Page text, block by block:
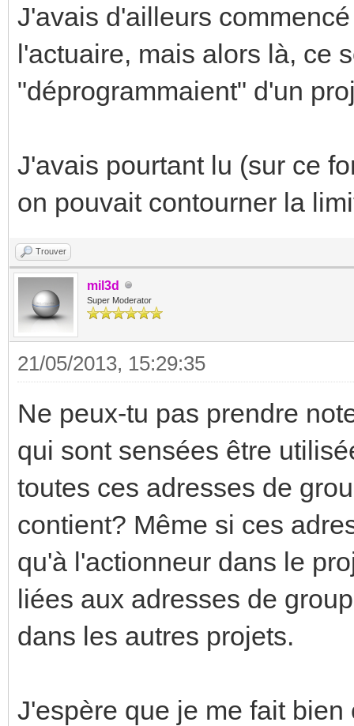
J'avais d'ailleurs
l'actuaire, mais alors là, ce
"déprogrammaient" d'un
J'avais pourtant lu (sur ce
on pouvait contourner la
Trouver
mil3d
Super Moderator
21/05/2013, 15:29:35
Ne peux-tu pas prendre
qui sont sensées être
toutes ces adresses de
contient? Même si ces
qu'à l'actionneur dans le
liées aux adresses de
dans les autres projets.
J'espère que je me fait